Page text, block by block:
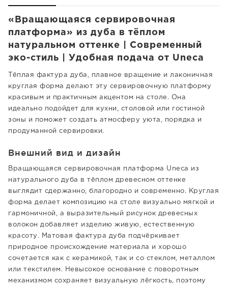
«Вращающаяся сервировочная
платформа» из дуба в тёплом
натуральном оттенке | Современный
эко-стиль | Удобная подача от Uneca
Тёплая фактура дуба, плавное вращение и лаконичная
круглая форма делают эту сервировочную платформу
красивым и практичным акцентом на столе. Она
идеально подойдет для кухни, столовой или гостиной
зоны и поможет создать атмосферу уюта, порядка и
продуманной сервировки.
Внешний вид и дизайн
Вращающаяся сервировочная платформа Uneca из
натурального дуба в тёплом древесном оттенке
выглядит сдержанно, благородно и современно. Круглая
форма делает композицию на столе визуально мягкой и
гармоничной, а выразительный рисунок древесных
волокон добавляет изделию живую, естественную
красоту. Матовая фактура дуба подчёркивает
природное происхождение материала и хорошо
сочетается как с керамикой, так и со стеклом, металлом
или текстилем. Невысокое основание с поворотным
механизмом сохраняет визуальную лёгкость, поэтому